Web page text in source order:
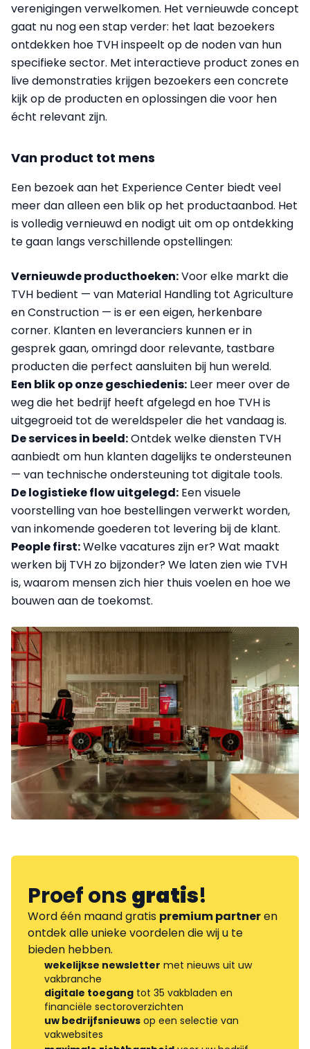
verenigingen verwelkomen. Het vernieuwde concept
gaat nu nog een stap verder: het laat bezoekers
ontdekken hoe TVH inspeelt op de noden van hun
specifieke sector. Met interactieve product zones en
live demonstraties krijgen bezoekers een concrete
kijk op de producten en oplossingen die voor hen
écht relevant zijn.
Van product tot mens
Een bezoek aan het Experience Center biedt veel
meer dan alleen een blik op het productaanbod. Het
is volledig vernieuwd en nodigt uit om op ontdekking
te gaan langs verschillende opstellingen:
Vernieuwde producthoeken:Voor elke markt die
TVH bedient — van Material Handling tot Agriculture
en Construction — is er een eigen, herkenbare
corner. Klanten en leveranciers kunnen er in
gesprek gaan, omringd door relevante, tastbare
producten die perfect aansluiten bij hun wereld.
Een blik op onze geschiedenis: Leer meer over de
weg die het bedrijf heeft afgelegd en hoe TVH is
uitgegroeid tot de wereldspeler die het vandaag is.
De services in beeld:Ontdek welke diensten TVH
aanbiedt om hun klanten dagelijks te ondersteunen
— van technische ondersteuning tot digitale tools.
De logistieke flow uitgelegd: Een visuele
voorstelling van hoe bestellingen verwerkt worden,
van inkomende goederen tot levering bij de klant.
People first:Welke vacatures zijn er? Wat maakt
werken bij TVH zo bijzonder? We laten zien wie TVH
is, waarom mensen zich hier thuis voelen en hoe we
bouwen aan de toekomst.
Proef onsgratis!
Word één maand gratis premium partneren
ontdek alle unieke voordelen die wij u te
bieden hebben.
wekelijkse newsletter met nieuws uit uw
vakbranche
digitale toegang tot 35 vakbladen en
financiële sectoroverzichten
uw bedrijfsnieuws op een selectie van
vakwebsites